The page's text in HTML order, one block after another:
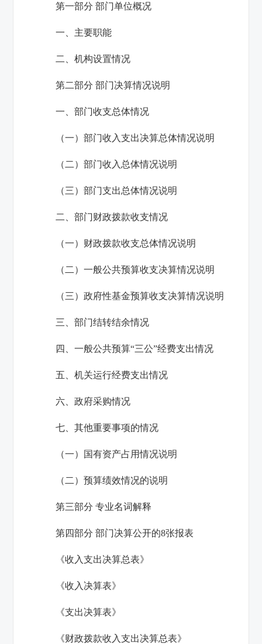
第一部分 部门单位概况
一、主要职能
二、机构设置情况
第二部分 部门决算情况说明
一、部门收支总体情况
（一）部门收入支出决算总体情况说明
（二）部门收入总体情况说明
（三）部门支出总体情况说明
二、部门财政拨款收支情况
（一）财政拨款收支总体情况说明
（二）一般公共预算收支决算情况说明
（三）政府性基金预算收支决算情况说明
三、部门结转结余情况
四、一般公共预算“三公”经费支出情况
五、机关运行经费支出情况
六、政府采购情况
七、其他重要事项的情况
（一）国有资产占用情况说明
（二）预算绩效情况的说明
第三部分 专业名词解释
第四部分 部门决算公开的8张报表
《收入支出决算总表》
《收入决算表》
《支出决算表》
《财政拨款收入支出决算总表》